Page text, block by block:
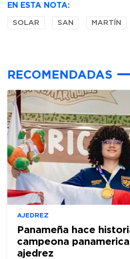
EN ESTA NOTA:
SOLAR SAN MARTÍN
RECOMENDADAS
AJEDREZ
Panameña hace
campeona
ajedrez